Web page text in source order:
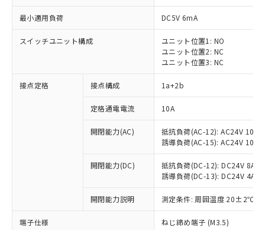
最小適用負荷 DC5V 6mA
スイッチユニット構成
ユニット位置1: NO
ユニット位置2: NC
ユニット位置3: NC
接点定格 接点構成 1a+2b
定格通電電流 10A
開閉能力(AC)
抵抗負荷(AC-12): AC24V 10A/
誘導負荷(AC-15): AC24V
開閉能力(DC)
抵抗負荷(DC-12): DC24V 8A/
誘導負荷(DC-13): DC24V 4A/
開閉能力説明 測定条件: 周囲温度 20±2℃、
端子仕様 ねじ締め端子 (M3.5)
ご利用条件
対応済み：EU RoHS指令（10物質）の
非含有に対応した製品が提供可能な商品で
対応予定：EU RoHS指令（10物質）の非含
有に対応した製品に切り替える予定のある
対応予定なし：EU RoHS指令（10物質）の